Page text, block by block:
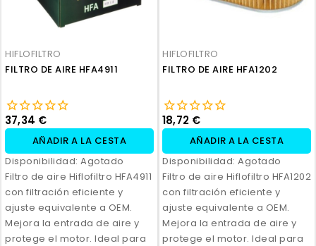
HIFLOFILTRO
FILTRO DE AIRE HFA4911
37,34 €
AÑADIR A LA CESTA
Disponibilidad: Agotado
Filtro de aire Hiflofiltro HFA4911
con filtración eficiente y
ajuste equivalente a OEM.
Mejora la entrada de aire y
protege el motor. Ideal para
HIFLOFILTRO
FILTRO DE AIRE HFA1202
18,72 €
AÑADIR A LA CESTA
Disponibilidad: Agotado
Filtro de aire Hiflofiltro HFA1202
con filtración eficiente y
ajuste equivalente a OEM.
Mejora la entrada de aire y
protege el motor. Ideal para